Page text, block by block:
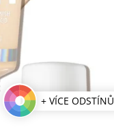
+ VÍCE ODSTÍNŮ